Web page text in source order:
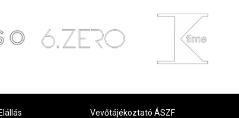
Vevőtájékoztató ÁSZF